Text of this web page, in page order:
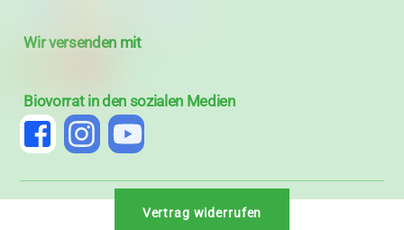
Wir versenden mit
Biovorrat in den sozialen Medien
Vertrag widerrufen